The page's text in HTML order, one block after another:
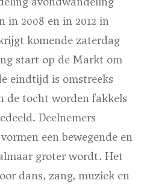
in 2008 en in 2012 in
komende zaterdag
start op de Markt om
eindtijd is omstreeks
de tocht worden fakkels
Deelnemers
een bewegende en
groter wordt. Het
dans, zang, muziek en